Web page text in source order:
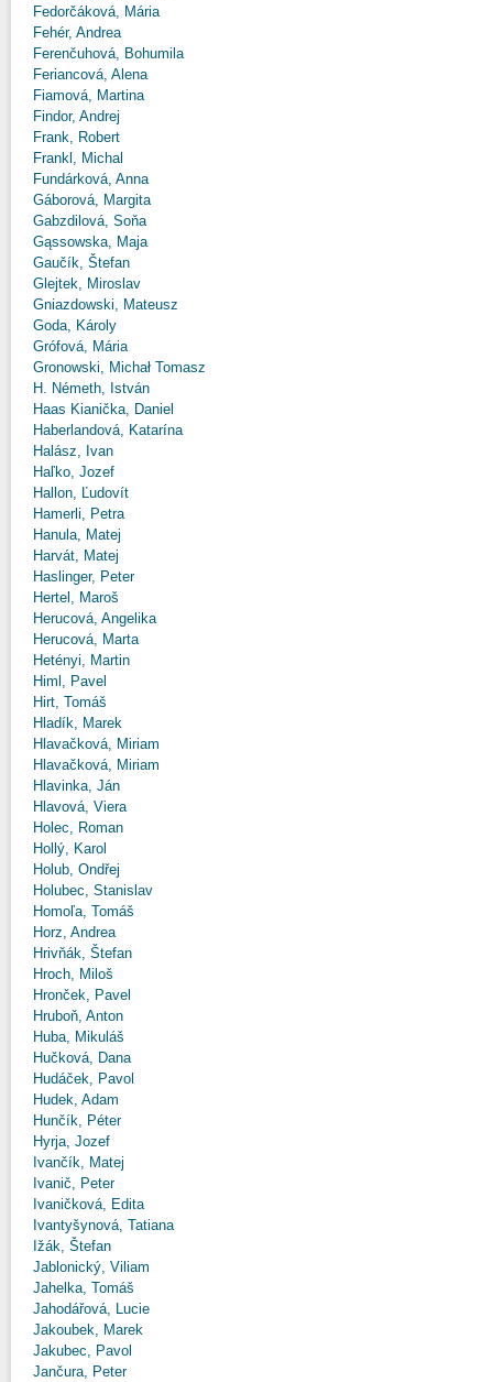
Fedorčáková, Mária
Fehér, Andrea
Ferenčuhová, Bohumila
Feriancová, Alena
Fiamová, Martina
Findor, Andrej
Frank, Robert
Frankl, Michal
Fundárková, Anna
Gáborová, Margita
Gabzdilová, Soňa
Gąssowska, Maja
Gaučík, Štefan
Glejtek, Miroslav
Gniazdowski, Mateusz
Goda, Károly
Grófová, Mária
Gronowski, Michał Tomasz
H. Németh, István
Haas Kianička, Daniel
Haberlandová, Katarína
Halász, Ivan
Haľko, Jozef
Hallon, Ľudovít
Hamerli, Petra
Hanula, Matej
Harvát, Matej
Haslinger, Peter
Hertel, Maroš
Herucová, Angelika
Herucová, Marta
Hetényi, Martin
Himl, Pavel
Hirt, Tomáš
Hladík, Marek
Hlavačková, Miriam
Hlavačková, Miriam
Hlavinka, Ján
Hlavová, Viera
Holec, Roman
Hollý, Karol
Holub, Ondřej
Holubec, Stanislav
Homoľa, Tomáš
Horz, Andrea
Hrivňák, Štefan
Hroch, Miloš
Hronček, Pavel
Hruboň, Anton
Huba, Mikuláš
Hučková, Dana
Hudáček, Pavol
Hudek, Adam
Hunčík, Péter
Hyrja, Jozef
Ivančík, Matej
Ivanič, Peter
Ivaničková, Edita
Ivantyšynová, Tatiana
Ižák, Štefan
Jablonický, Viliam
Jahelka, Tomáš
Jahodářová, Lucie
Jakoubek, Marek
Jakubec, Pavol
Jančura, Peter